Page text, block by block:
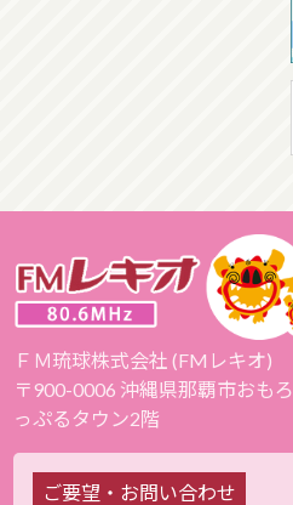
ＦＭ琉球株式会社 (FMレキオ)
〒900-0006 沖縄県那覇市おも
っぷるタウン2階
ご要望・お問い合わせ